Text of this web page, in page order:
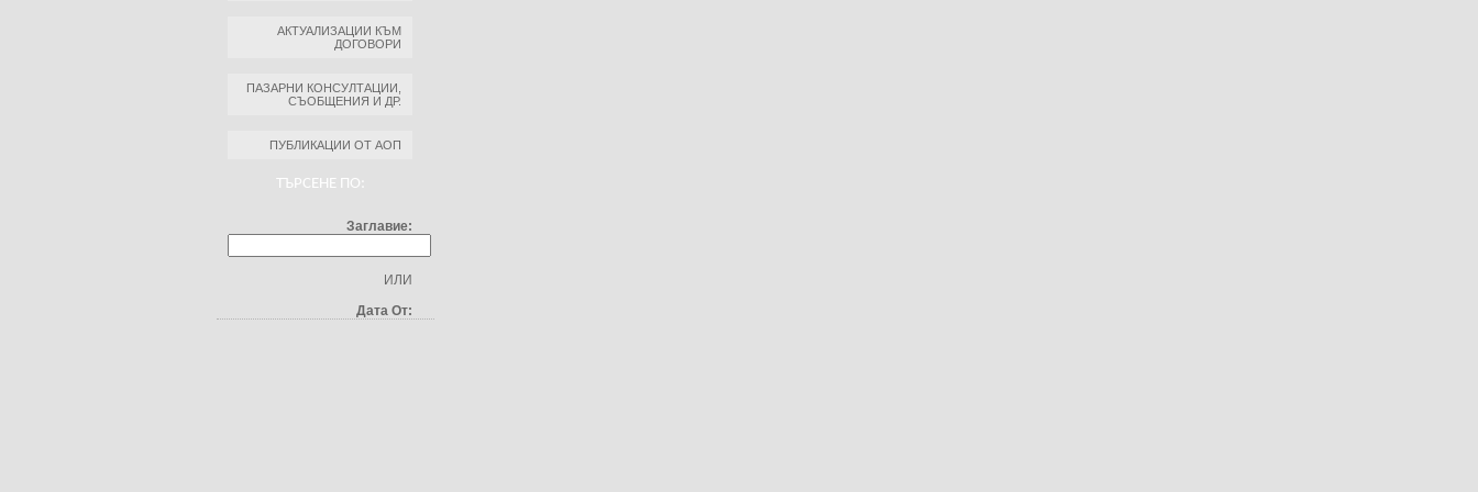
АКТУАЛИЗАЦИИ КЪМ
ДОГОВОРИ
ПАЗАРНИ КОНСУЛТАЦИИ,
СЪОБЩЕНИЯ И ДР.
ПУБЛИКАЦИИ ОТ АОП
ТЪРСЕНЕ ПО:
Заглавие:
ИЛИ
Дата От: